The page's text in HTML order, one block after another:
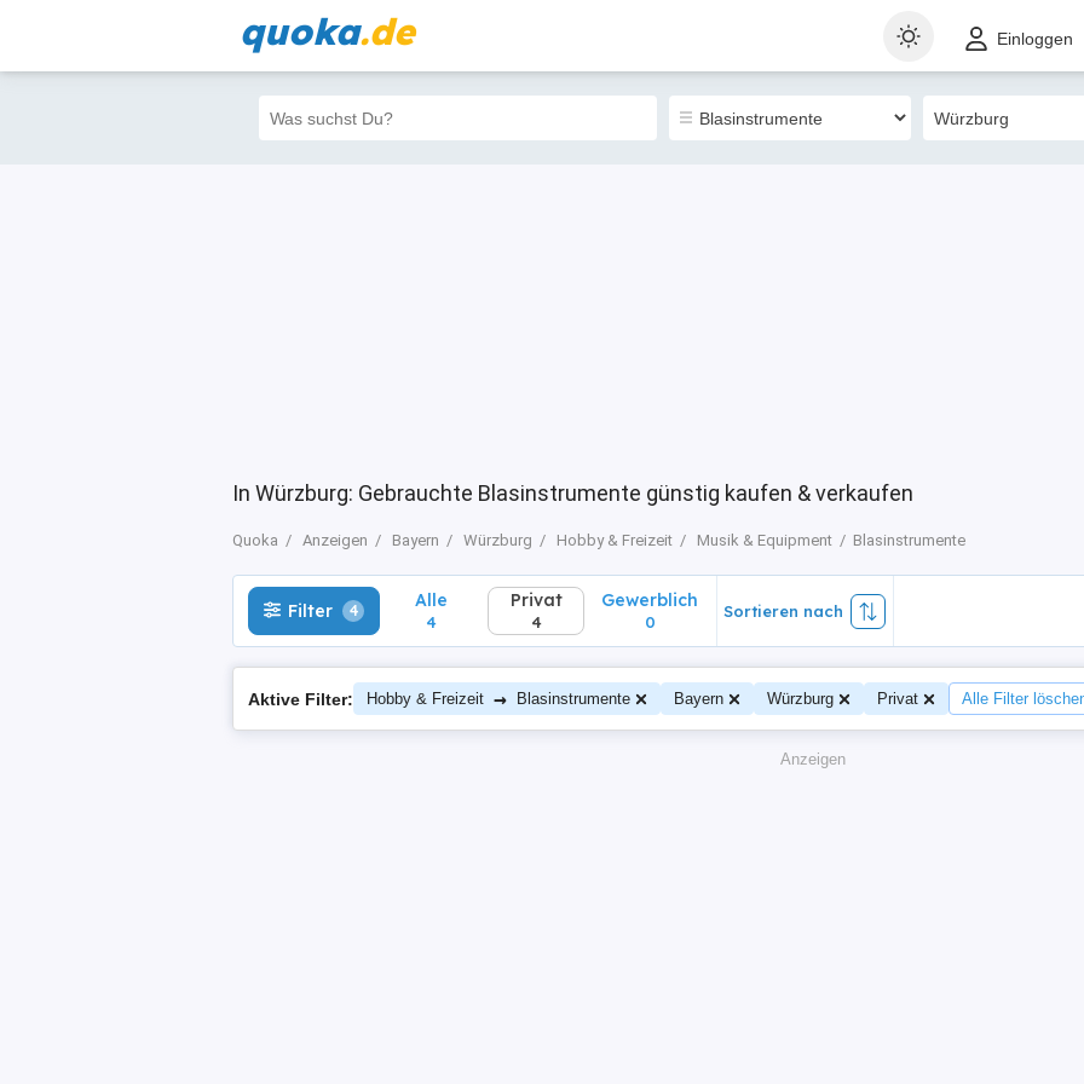
quoka.de Einloggen
In Würzburg: Gebrauchte Blasinstrumente günstig kaufen & verkaufen
Quoka Anzeigen Bayern Würzburg Hobby & Freizeit Musik & Equipment Blasinstrumente
Filter 4 Alle
4
Filter 4 Alle
4
Privat
4
Gewerblich
0
Sortieren nach
Aktive Filter: Hobby & Freizeit → Blasinstrumente Bayern Würzburg Privat Alle Filter
Anzeigen